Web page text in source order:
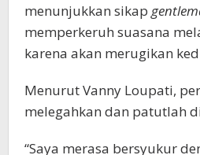
menunjukkan sikap
memperkeruh suasana
karena akan merugikan
Menurut Vanny Loupati,
melegahkan dan patutlah
“Saya merasa bersyukur